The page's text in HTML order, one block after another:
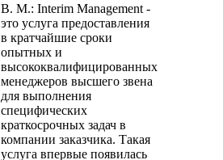
В. М.: Interim Management -
это услуга предоставления
в кратчайшие сроки
опытных и
высококвалифицированных
менеджеров высшего звена
для выполнения
специфических
краткосрочных задач в
компании заказчика. Такая
услуга впервые появилась